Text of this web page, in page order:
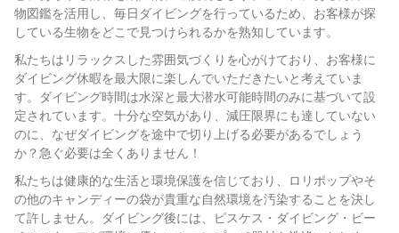
物図鑑を活用し、毎日ダイビングを行っているため、お客様が探
している生物をどこで見つけられるかを熟知しています。
私たちはリラックスした雰囲気づくりを心がけており、お客様に
ダイビング休暇を最大限に楽しんでいただきたいと考えていま
す。ダイビング時間は水深と最大潜水可能時間のみに基づいて設
定されています。十分な空気があり、減圧限界にも達していない
のに、なぜダイビングを途中で切り上げる必要があるでしょう
か？急ぐ必要は全くありません！
私たちは健康的な生活と環境保護を信じており、ロリポップやそ
の他のキャンディーの袋が貴重な自然環境を汚染することを決し
て許しません。ダイビング後には、ピスケス・ダイビング・ビー